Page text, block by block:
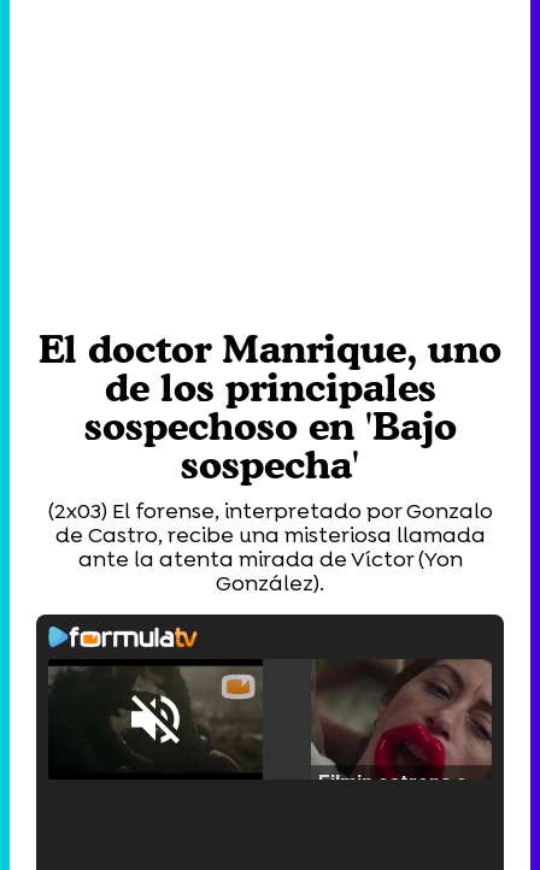
El doctor Manrique, uno
de los principales
sospechoso en 'Bajo
sospecha'
(2x03) El forense, interpretado por Gonzalo
de Castro, recibe una misteriosa llamada
ante la atenta mirada de Víctor (Yon
González).
Unmute /
Loaded :